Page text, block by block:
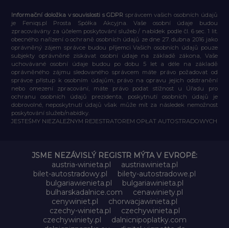
Informační doložka v souvislosti s GDPR správcem vašich osobních údajů
je Feniqs.pl Prosta Spółka Akcyjna. Vaše osobní údaje budou
zpracovávány za účelem poskytování služeb / nabídek podle čl. 6 sec. 1 lit.
obecného nařízení o ochraně osobních údajů ze dne 27. dubna 2016 jako
oprávněný zájem správce budou příjemci Vašich osobních údajů pouze
subjekty oprávněné získávat osobní údaje na základě zákona, Vaše
uchovávané osobní údaje budou po dobu 5 let a déle na základě
oprávněného zájmu sledovaného správcem máte právo požadovat od
správce přístup k osobním údajům, právo na opravu jejich odstranění
nebo omezení zpracování, máte právo podat stížnost u Úřadu pro
ochranu osobních údajů prezidenta, poskytnutí osobních údajů je
dobrovolné, neposkytnutí údajů však může mít za následek nemožnost
poskytování služeb/nabídky.
JESTEŚMY NIEZALEŻNYM REJESTRATOREM OPŁAT AUTOSTRADOWYCH
JSME NEZÁVISLÝ REGISTR MÝTA V EVROPĚ:
austria-winieta.pl
austriawinieta.pl
bilet-autostradowy.pl
bilety-autostradowe.pl
bulgariawienieta.pl
bulgariawinieta.pl
bulharskadalnice.com
cenawiniety.pl
cenywiniet.pl
chorwacjawinieta.pl
czechy-winieta.pl
czechywinieta.pl
czechywiniety.pl
dalnicnipoplatky.com